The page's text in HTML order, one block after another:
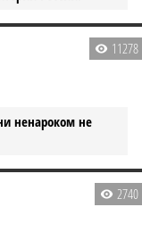
11278
ненароком не
2740